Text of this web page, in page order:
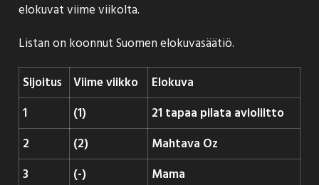
elokuvat viime viikolta.
Listan on koonnutSuomen elokuvasäätiö.
Sijoitus Viime viikko
Elokuva
1
(1)
21 tapaa pilata avioliitto
2
(2)
Mahtava Oz
3
(-)
Mama